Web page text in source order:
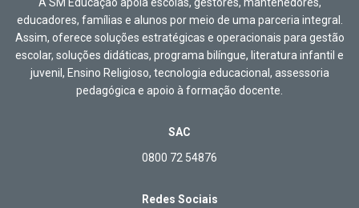
A SM Educação apoia escolas, gestores, mantenedores,
educadores, famílias e alunos por meio de uma parceria integral.
Assim, oferece soluções estratégicas e operacionais para gestão
escolar, soluções didáticas, programa bilíngue, literatura infantil e
juvenil, Ensino Religioso, tecnologia educacional, assessoria
pedagógica e apoio à formação docente.
SAC
0800 72 54876
Redes Sociais